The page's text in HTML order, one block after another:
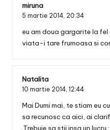
miruna
5 martie 2014, 20:34
eu am doua gargarite la
viata-i tare frumoasa si
Natalita
10 martie 2014, 12:44
Mai Dumi mai, te stiam eu
sa recunosc ca aici, ai
.Trebuie sa stii insa un